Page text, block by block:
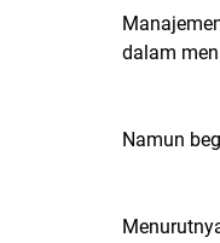
dalam
Namun